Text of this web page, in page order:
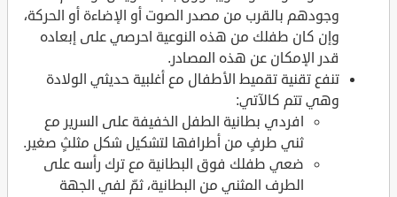
وجودهم بالقرب من مصدر الصوت أو الإضاءة أو الحركة،
وإن كان طفلك من هذه النوعية احرصي على إبعاده
قدر الإمكان عن هذه المصادر.
تنفع تقنية تقميط الأطفال مع أغلبية حديثي الولادة
وهي تتم كالآتي:
افردي بطانية الطفل الخفيفة على السرير مع
ثني طرفٍ من أطرافها لتشكيل شكل مثلثٍ صغير.
ضعي طفلك فوق البطانية مع ترك رأسه على
الطرف المثني من البطانية، ثمّ لفي الجهة